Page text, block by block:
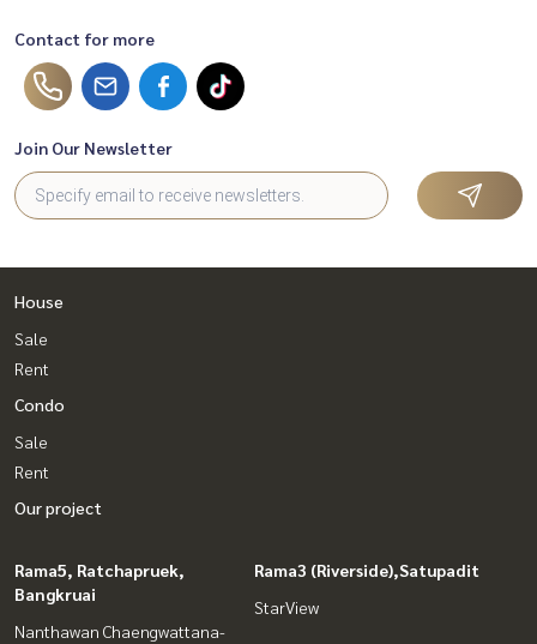
Contact for more
Join Our Newsletter
House
Sale
Rent
Condo
Sale
Rent
Our project
Rama5, Ratchapruek,
Bangkruai
Nanthawan Chaengwattana-
Rama3 (Riverside),Satupadit
StarView